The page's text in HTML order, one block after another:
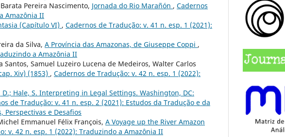
Pereira Nascimento, Jornada do Rio Marañón , Cadernos
Amazônia II
(Capítulo VI) , Cadernos de Tradução: v. 41 n. esp. 1 (2021):
da Silva, A Província das Amazonas, de Giuseppe Coppi ,
a Amazônia II
Samuel Luzeiro Lucena de Medeiros, Walter Carlos
Xiv) (1853) , Cadernos de Tradução: v. 42 n. esp. 1 (2022):
D.; Hale, S. Interpreting in Legal Settings. Washington, DC:
de Tradução: v. 41 n. esp. 2 (2021): Estudos da Tradução e da
e Desafios
Emmanuel Félix François, A Voyage up the River Amazon
v. 42 n. esp. 1 (2022): Traduzindo a Amazônia II